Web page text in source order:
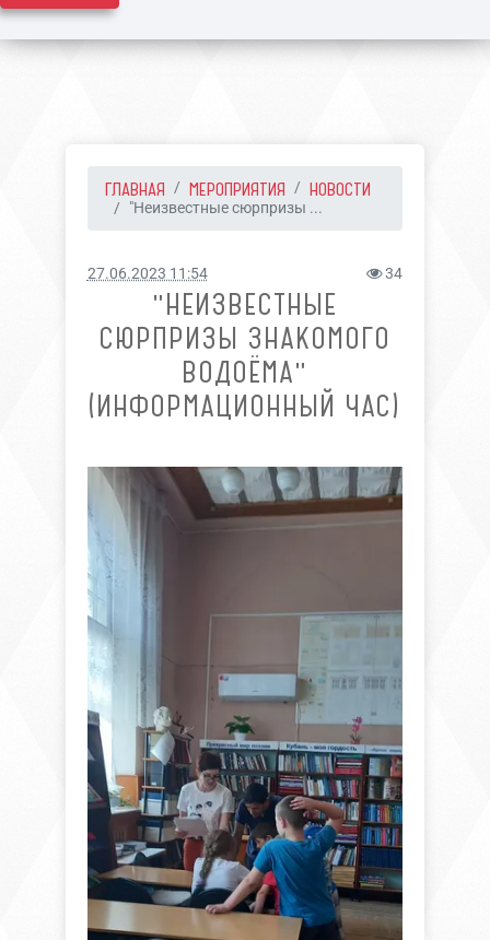
ГЛАВНАЯ МЕРОПРИЯТИЯ НОВОСТИ
"Неизвестные сюрпризы ...
27.06.2023 11:54 34
"НЕИЗВЕСТНЫЕ
СЮРПРИЗЫ ЗНАКОМОГО
ВОДОЁМА"
(ИНФОРМАЦИОННЫЙ ЧАС)